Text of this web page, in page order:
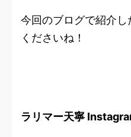
今回のブログで紹介
くださいね！
ラリマー天寧